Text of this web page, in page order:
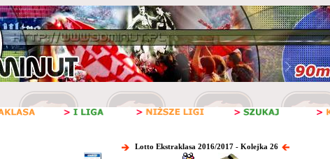
Lotto Ekstraklasa 2016/2017 - Kolejka 26